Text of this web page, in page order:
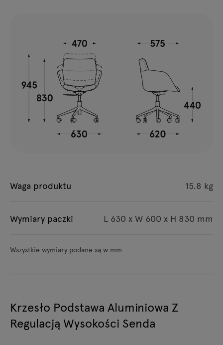
Waga produktu 15.8 kg
Wymiary paczki L 630 x W 600 x H 830 mm
Wszystkie wymiary podane są w mm
Krzesło Podstawa Aluminiowa Z
Regulacją Wysokości Senda